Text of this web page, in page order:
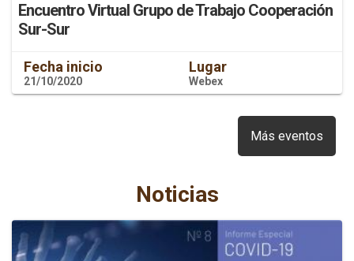
Encuentro Virtual Grupo de Trabajo Cooperación
Sur-Sur
Fecha inicio
21/10/2020
Lugar
Webex
Más eventos
Noticias